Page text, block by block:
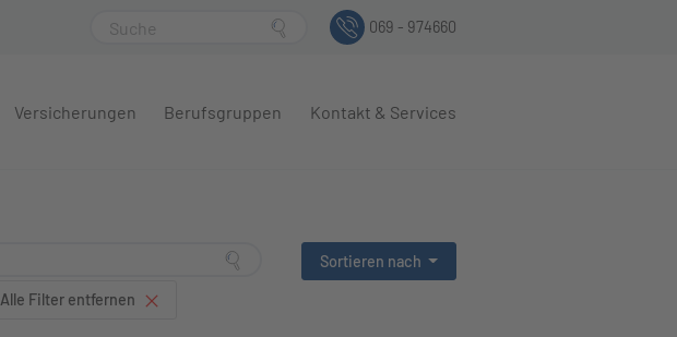
069 - 974660
Versicherungen Berufsgruppen Kontakt & Services
Sortieren nach
Alle Filter entfernen